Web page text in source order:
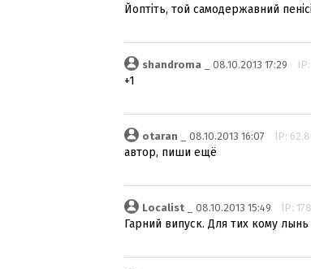
Йоптіть, той самодержавний
shandroma _ 08.10.2013 17:29
+1
otaran _ 08.10.2013 16:07 IP:
автор, пиши ещё
Localist _ 08.10.2013 15:49 IP:
Гарний випуск. Для тих кому